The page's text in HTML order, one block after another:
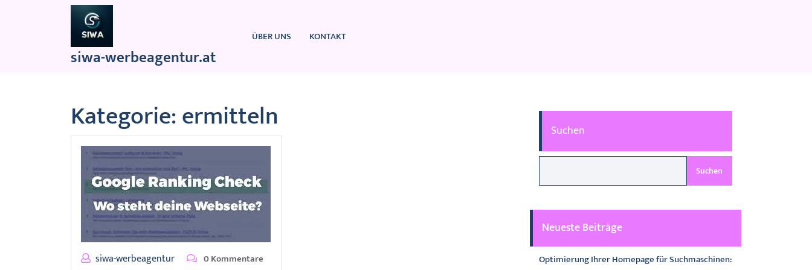
siwa-werbeagentur.at
ÜBER UNS KONTAKT
Kategorie:ermitteln
siwa-werbeagentur 0 Kommentare
Suchen
Suchen
Neueste Beiträge
Optimierung Ihrer Homepage für Suchmaschinen: